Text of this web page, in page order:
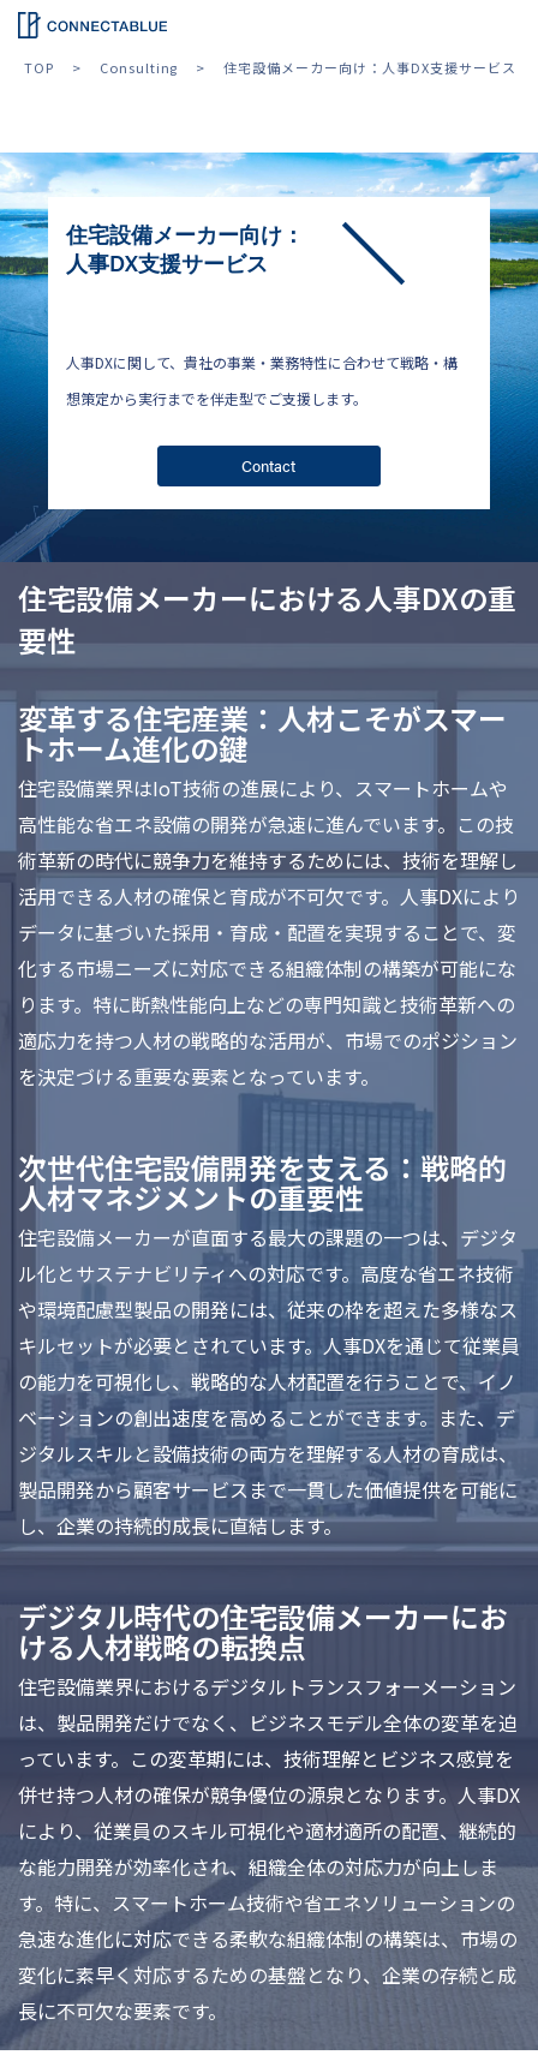
TOP Consulting 住宅設備メーカー向け：人事DX支援サービス
住宅設備メーカー向け：
人事DX支援サービス
人事DXに関して、貴社の事業・業務特性に合わせて戦略・構
想策定から実行までを伴走型でご支援します。
Contact
住宅設備メーカーにおける人事DXの重
要性
変革する住宅産業：人材こそがスマー
トホーム進化の鍵
住宅設備業界はIoT技術の進展により、スマートホームや
高性能な省エネ設備の開発が急速に進んでいます。この技
術革新の時代に競争力を維持するためには、技術を理解し
活用できる人材の確保と育成が不可欠です。人事DXにより
データに基づいた採用・育成・配置を実現することで、変
化する市場ニーズに対応できる組織体制の構築が可能にな
ります。特に断熱性能向上などの専門知識と技術革新への
適応力を持つ人材の戦略的な活用が、市場でのポジション
を決定づける重要な要素となっています。
次世代住宅設備開発を支える：戦略的
人材マネジメントの重要性
住宅設備メーカーが直面する最大の課題の一つは、デジタ
ル化とサステナビリティへの対応です。高度な省エネ技術
や環境配慮型製品の開発には、従来の枠を超えた多様なス
キルセットが必要とされています。人事DXを通じて従業員
の能力を可視化し、戦略的な人材配置を行うことで、イノ
ベーションの創出速度を高めることができます。また、デ
ジタルスキルと設備技術の両方を理解する人材の育成は、
製品開発から顧客サービスまで一貫した価値提供を可能に
し、企業の持続的成長に直結します。
デジタル時代の住宅設備メーカーにお
ける人材戦略の転換点
住宅設備業界におけるデジタルトランスフォーメーション
は、製品開発だけでなく、ビジネスモデル全体の変革を迫
っています。この変革期には、技術理解とビジネス感覚を
併せ持つ人材の確保が競争優位の源泉となります。人事DX
により、従業員のスキル可視化や適材適所の配置、継続的
な能力開発が効率化され、組織全体の対応力が向上しま
す。特に、スマートホーム技術や省エネソリューションの
急速な進化に対応できる柔軟な組織体制の構築は、市場の
変化に素早く対応するための基盤となり、企業の存続と成
長に不可欠な要素です。